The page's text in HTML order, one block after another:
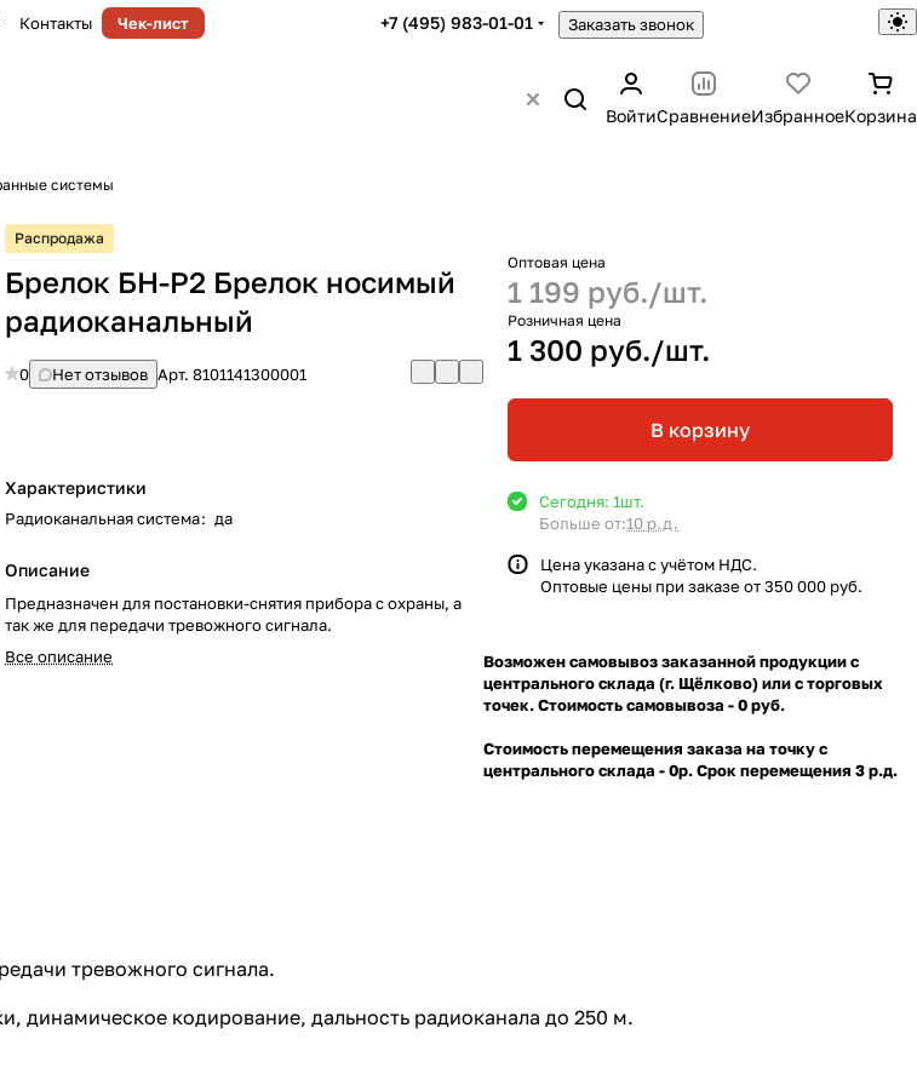
Контакты Чек-лист +7 (495) 983-01-01 Заказать звонок
ВойтиСравнениеИзбранноеКорзина
системы
Распродажа
Брелок БН-Р2 Брелок носимый
радиоканальный
0 Нет отзывов Арт.8101141300001
Характеристики
Радиоканальная система: да
Описание
Предназначен для постановки-снятия прибора с охраны, а
так же для передачи тревожного сигнала.
Все описание
Оптовая цена
1 199 руб./шт.
Розничная цена
1 300 руб./шт.
В корзину
Сегодня: 1шт.
Больше от:10 р.д.
Цена указана с учётом НДС.
Оптовые цены при заказе от 350 000 руб.
Возможен самовывоз заказанной продукции с
центрального склада (г. Щёлково) или с торговых
точек. Стоимость самовывоза - 0 руб.
Стоимость перемещения заказа на точку с
центрального склада - 0р. Срок перемещения 3 р.д.
тревожного сигнала.
динамическое кодирование, дальность радиоканала до 250 м.